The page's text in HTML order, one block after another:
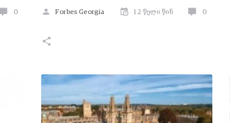
0 Forbes Georgia 12 წელი წინ 0